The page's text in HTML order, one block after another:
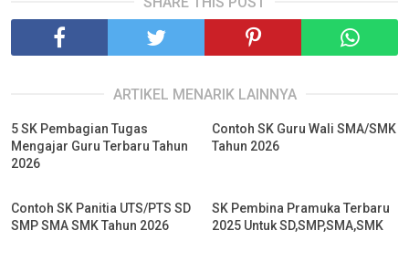
ARTIKEL MENARIK LAINNYA
5 SK Pembagian Tugas
Mengajar Guru Terbaru Tahun
2026
Contoh SK Guru Wali SMA/SMK
Tahun 2026
Contoh SK Panitia UTS/PTS SD
SMP SMA SMK Tahun 2026
SK Pembina Pramuka Terbaru
2025 Untuk SD,SMP,SMA,SMK